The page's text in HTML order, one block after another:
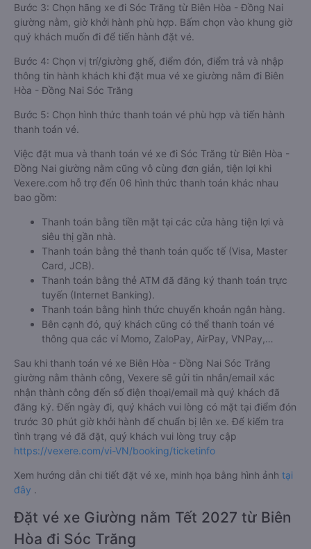
Bước 3: Chọn hãng xe đi Sóc Trăng từ Biên Hòa - Đồng Nai
giường nằm, giờ khởi hành phù hợp. Bấm chọn vào khung giờ
quý khách muốn đi để tiến hành đặt vé.
Bước 4: Chọn vị trí/giường ghế, điểm đón, điểm trả và nhập
thông tin hành khách khi đặt mua vé xe giường nằm đi Biên
Hòa - Đồng Nai Sóc Trăng
Bước 5: Chọn hình thức thanh toán vé phù hợp và tiến hành
thanh toán vé.
Việc đặt mua và thanh toán vé xe đi Sóc Trăng từ Biên Hòa -
Đồng Nai giường nằm cũng vô cùng đơn giản, tiện lợi khi
Vexere.com hỗ trợ đến 06 hình thức thanh toán khác nhau
bao gồm:
Thanh toán bằng tiền mặt tại các cửa hàng tiện lợi và
siêu thị gần nhà.
Thanh toán bằng thẻ thanh toán quốc tế (Visa, Master
Card, JCB).
Thanh toán bằng thẻ ATM đã đăng ký thanh toán trực
tuyến (Internet Banking).
Thanh toán bằng hình thức chuyển khoản ngân hàng.
Bên cạnh đó, quý khách cũng có thể thanh toán vé
thông qua các ví Momo, ZaloPay, AirPay, VNPay,…
Sau khi thanh toán vé xe Biên Hòa - Đồng Nai Sóc Trăng
giường nằm thành công, Vexere sẽ gửi tin nhắn/email xác
nhận thành công đến số điện thoại/email mà quý khách đã
đăng ký. Đến ngày đi, quý khách vui lòng có mặt tại điểm đón
trước 30 phút giờ khởi hành để chuẩn bị lên xe. Để kiểm tra
tình trạng vé đã đặt, quý khách vui lòng truy cập
https://vexere.com/vi-VN/booking/ticketinfo
Xem hướng dẫn chi tiết đặt vé xe, minh họa bằng hình ảnh tại
đây .
Đặt vé xe Giường nằm Tết 2027 từ Biên
Hòa đi Sóc Trăng